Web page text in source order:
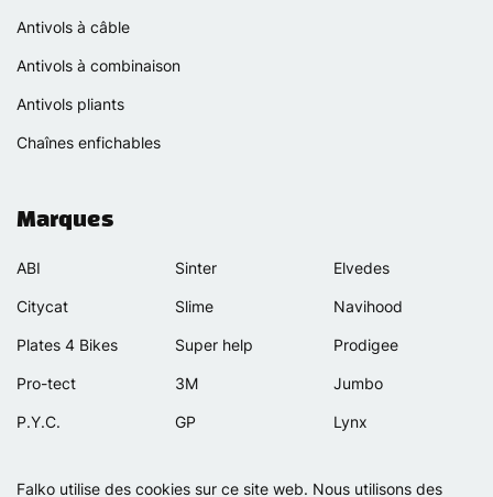
Falko utilise des cookies sur ce site web. Nous utilisons des
Antivols à câble
Antivols à combinaison
Antivols pliants
Chaînes enfichables
Marques
ABI
Citycat
Plates 4 Bikes
Pro-tect
P.Y.C.
Sinter
Slime
Super help
3M
GP
Elvedes
Navihood
Prodigee
Jumbo
Lynx